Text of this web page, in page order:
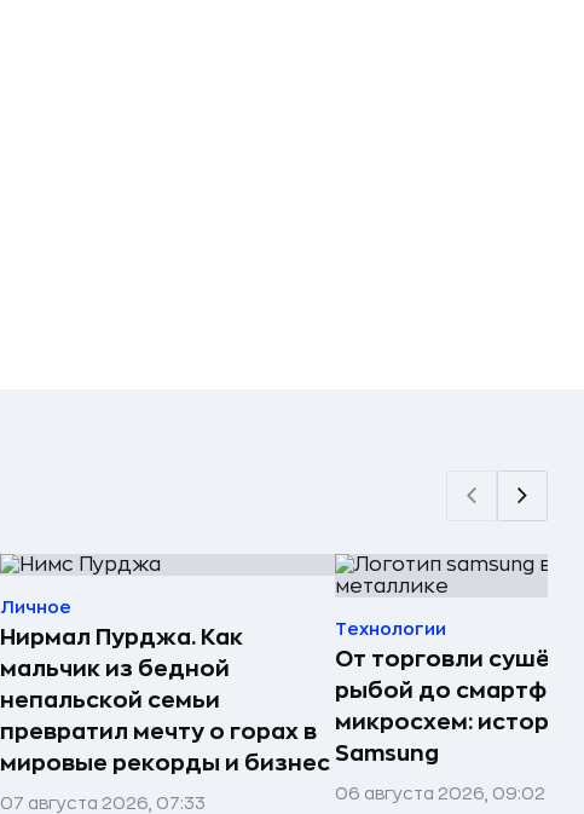
Личное
Нирмал Пурджа. Как
мальчик из бедной
непальской семьи
превратил мечту о горах в
мировые рекорды и бизнес
07 августа 2026, 07:33
Технологии
От торговли
рыбой до
микросхем: история
Samsung
06 августа 2026, 09:02